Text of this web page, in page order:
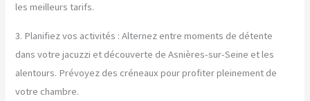
les meilleurs tarifs.
3. Planifiez vos activités : Alternez entre moments de détente
dans votre jacuzzi et découverte de Asnières-sur-Seine et les
alentours. Prévoyez des créneaux pour profiter pleinement de
votre chambre.